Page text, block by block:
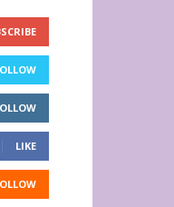
LIKE